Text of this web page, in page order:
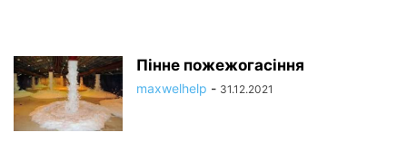
Пінне пожежогасіння
maxwelhelp - 31.12.2021